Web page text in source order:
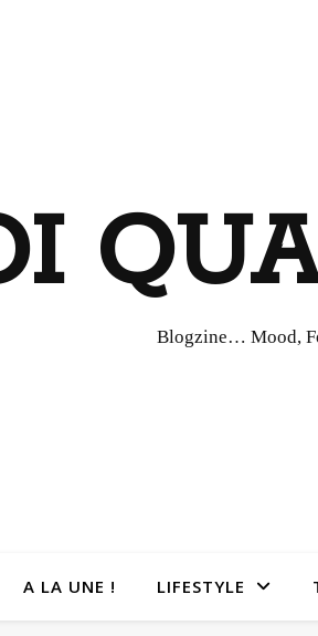
Blogzine… Mood,
A LA UNE ! LIFESTYLE